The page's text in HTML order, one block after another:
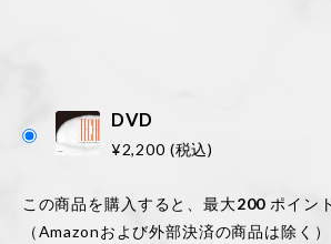
カートを見るDVD
¥2,200 (税込)
この商品を購入すると、最大200 ポイン
（Amazonおよび外部決済の商品は除く）